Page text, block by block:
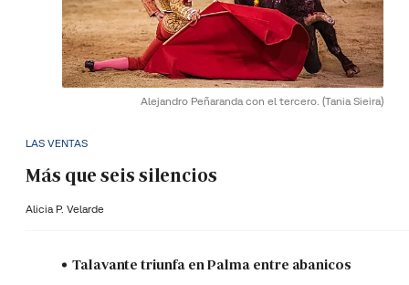
Alejandro Peñaranda con el tercero. (Tania Sieira)
LAS VENTAS
Más que seis silencios
Alicia P. Velarde
Talavante triunfa en Palma entre abanicos